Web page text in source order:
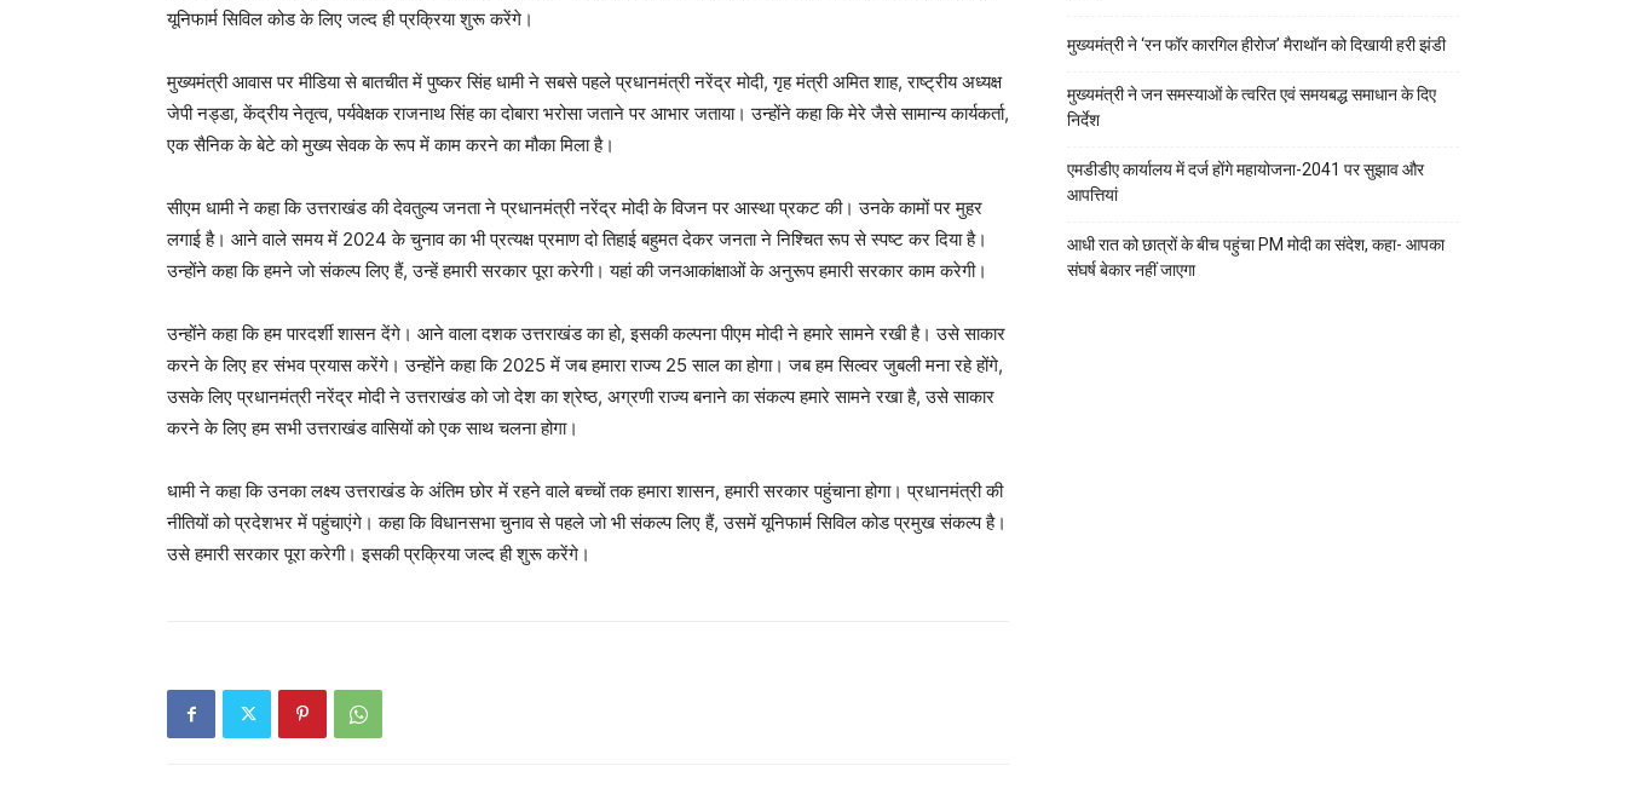
यूनिफार्म सिविल कोड के लिए जल्द ही प्रक्रिया शुरू करेंगे।
मुख्यमंत्री आवास पर मीडिया से बातचीत में पुष्कर सिंह धामी ने सबसे पहले प्रधानमंत्री नरेंद्र मोदी, गृह मंत्री अमित शाह, राष्ट्रीय अध्यक्ष
जेपी नड्डा, केंद्रीय नेतृत्व, पर्यवेक्षक राजनाथ सिंह का दोबारा भरोसा जताने पर आभार जताया। उन्होंने कहा कि मेरे जैसे सामान्य कार्यकर्ता,
एक सैनिक के बेटे को मुख्य सेवक के रूप में काम करने का मौका मिला है।
सीएम धामी ने कहा कि उत्तराखंड की देवतुल्य जनता ने प्रधानमंत्री नरेंद्र मोदी के विजन पर आस्था प्रकट की। उनके कामों पर मुहर
लगाई है। आने वाले समय में 2024 के चुनाव का भी प्रत्यक्ष प्रमाण दो तिहाई बहुमत देकर जनता ने निश्चित रूप से स्पष्ट कर दिया है।
उन्होंने कहा कि हमने जो संकल्प लिए हैं, उन्हें हमारी सरकार पूरा करेगी। यहां की जनआकांक्षाओं के अनुरूप हमारी सरकार काम करेगी।
उन्होंने कहा कि हम पारदर्शी शासन देंगे। आने वाला दशक उत्तराखंड का हो, इसकी कल्पना पीएम मोदी ने हमारे सामने रखी है। उसे साकार
करने के लिए हर संभव प्रयास करेंगे। उन्होंने कहा कि 2025 में जब हमारा राज्य 25 साल का होगा। जब हम सिल्वर जुबली मना रहे होंगे,
उसके लिए प्रधानमंत्री नरेंद्र मोदी ने उत्तराखंड को जो देश का श्रेष्ठ, अग्रणी राज्य बनाने का संकल्प हमारे सामने रखा है, उसे साकार
करने के लिए हम सभी उत्तराखंड वासियों को एक साथ चलना होगा।
धामी ने कहा कि उनका लक्ष्य उत्तराखंड के अंतिम छोर में रहने वाले बच्चों तक हमारा शासन, हमारी सरकार पहुंचाना होगा। प्रधानमंत्री की
नीतियों को प्रदेशभर में पहुंचाएंगे। कहा कि विधानसभा चुनाव से पहले जो भी संकल्प लिए हैं, उसमें यूनिफार्म सिविल कोड प्रमुख संकल्प है।
उसे हमारी सरकार पूरा करेगी। इसकी प्रक्रिया जल्द ही शुरू करेंगे।
मुख्यमंत्री ने ‘रन फॉर कारगिल हीरोज’ मैराथॉन को दिखायी हरी झंडी
मुख्यमंत्री ने जन समस्याओं के त्वरित एवं समयबद्ध समाधान के दिए
निर्देश
एमडीडीए कार्यालय में दर्ज होंगे महायोजना-2041 पर सुझाव और
आपत्तियां
आधी रात को छात्रों के बीच पहुंचा PM मोदी का संदेश, कहा- आपका
संघर्ष बेकार नहीं जाएगा